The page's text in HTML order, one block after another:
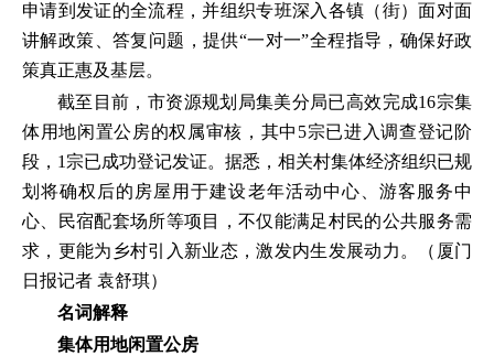
申请到发证的全流程，并组织专班深入各镇（街）面对面
讲解政策、答复问题，提供“一对一”全程指导，确保好政
策真正惠及基层。
截至目前，市资源规划局集美分局已高效完成16宗集
体用地闲置公房的权属审核，其中5宗已进入调查登记阶
段，1宗已成功登记发证。据悉，相关村集体经济组织已规
划将确权后的房屋用于建设老年活动中心、游客服务中
心、民宿配套场所等项目，不仅能满足村民的公共服务需
求，更能为乡村引入新业态，激发内生发展动力。（厦门
日报记者 袁舒琪）
名词解释
集体用地闲置公房